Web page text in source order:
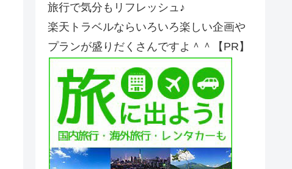
旅行で気分もリフレッシュ♪
楽天トラベルならいろいろ楽しい企画や
プランが盛りだくさんですよ＾＾【PR】